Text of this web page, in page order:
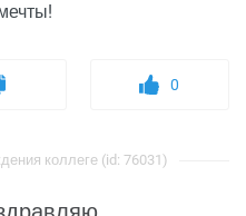
0
коллеге (id: 76031)